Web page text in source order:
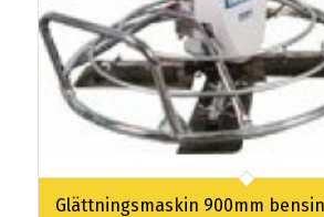
Glättningsmaskin 900mm bensin